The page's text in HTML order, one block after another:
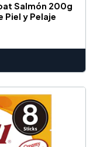
Salmón 200g
Piel y Pelaje